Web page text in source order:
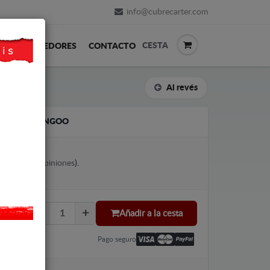
info@cubrecarter.com
REVENDEDORES CONTACTO CESTA
Al revés
KANGOO
Ver opiniones).
Añadir a la cesta
Pago seguro